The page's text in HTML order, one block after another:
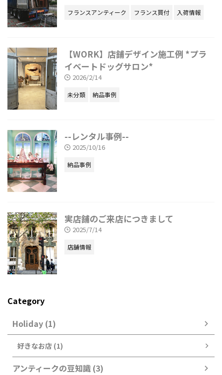
フランスアンティーク フランス買付 入荷情報
【WORK】店舗デザイン施工例 *プラ
イベートドッグサロン*
2026/2/14
未分類 納品事例
--レンタル事例--
2025/10/16
納品事例
実店舗のご来店につきまして
2025/7/14
店舗情報
Category
Holiday (1)
好きなお店 (1)
アンティークの豆知識 (3)